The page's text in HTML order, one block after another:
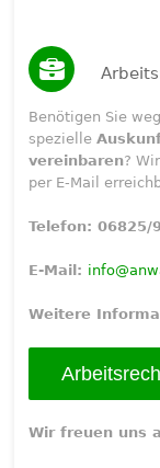
Benötigen Sie
spezielle
vereinbaren?
per E-Mail
Telefon: 06825/
E-Mail:
Weitere
Wir freuen uns